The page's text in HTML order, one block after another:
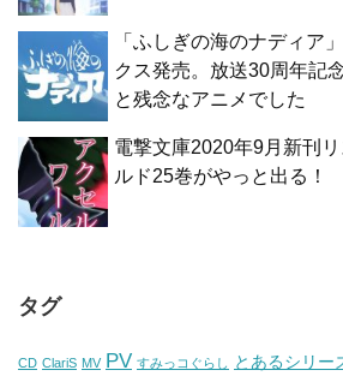
「ふしぎの海のナディア
クス発売。放送30周年記
と残念なアニメでした
電撃文庫2020年9月新刊
ルド25巻がやっと出る！
タグ
CD ClariS MV PV すみっコぐらし とあるシリー